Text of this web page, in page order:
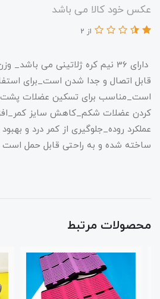
عکس خود کالا می باشد
از 2
قابل اتصال و جدا شدن است_برای
است_مناسب برای تسکین عضلات
کردن عضلات شکم_کاهش سایز
عملکرد روده_جلوگیری از کمر درد و
ساخته شده و به راحتی قابل حمل است
محصولات مرتبط